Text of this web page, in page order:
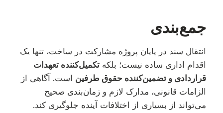
جمع‌بندی
انتقال سند در پایان پروژه مشارکت در ساخت، تنها یک
اقدام اداری ساده نیست؛ بلکه تکمیل‌کننده تعهدات
قراردادی و تضمین‌کننده حقوق طرفین است. آگاهی از
الزامات قانونی، مدارک لازم و زمان‌بندی صحیح
می‌تواند از بسیاری از اختلافات آینده جلوگیری کند.